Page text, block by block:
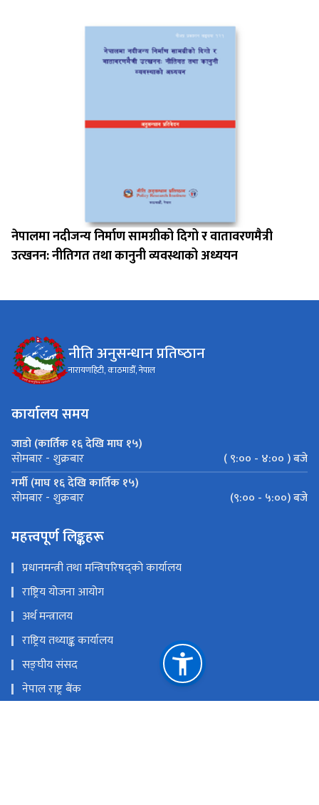
नेपालमा नदीजन्य निर्माण सामग्रीको दिगो र वातावरणमैत्री
उत्खनन: नीतिगत तथा कानुनी व्यवस्थाको अध्ययन
नीति अनुसन्धान प्रतिष्‍ठान
नारायणहिटी, काठमाडौँ, नेपाल
कार्यालय समय
जाडो (कार्तिक १६ देखि माघ १५)
सोमबार - शुक्रबार
( ९:०० - ४:०० ) बजे
गर्मी (माघ १६ देखि कार्तिक १५)
सोमबार - शुक्रबार (९:०० - ५:००) बजे
महत्त्वपूर्ण लिङ्कहरू
प्रधानमन्त्री तथा मन्त्रिपरिषद्को कार्यालय
राष्ट्रिय योजना आयोग
अर्थ मन्त्रालय
राष्ट्रिय तथ्याङ्क कार्यालय
सङ्घीय संसद
नेपाल राष्ट्र बैंक